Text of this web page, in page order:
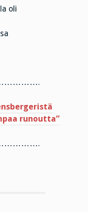
oli
runoutta”